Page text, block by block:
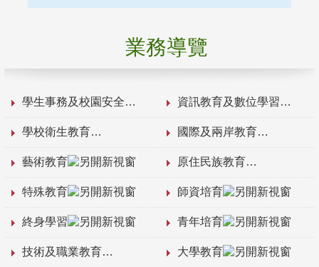
業務導覽
學生事務及校園安全 資訊教育及數位學習
學校衛生教育 國際及兩岸教育
藝術教育 原住民族教育
特殊教育 師資培育
終身學習 青年培育
技術及職業教育 大學教育